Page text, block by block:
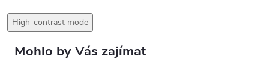
High-contrast mode